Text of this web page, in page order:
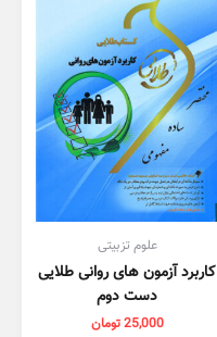
علوم تزبیتی
کاربرد آزمون های روانی طلایی
دست دوم
25,000تومان